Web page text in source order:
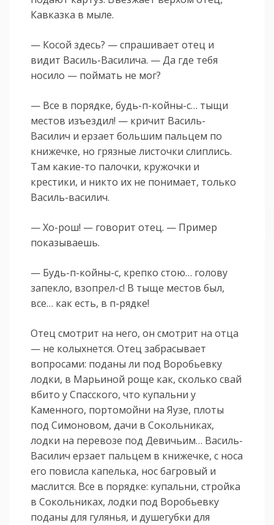
Кавказка в мыле.
— Косой здесь? — спрашивает отец и
видит Василь-Василича. — Да где тебя
носило — поймать не мог?
— Все в порядке, будь-п-койны-с… тыщи
местов изъездил! — кричит Василь-
Василич и ерзает большим пальцем по
книжечке, но грязные листочки слиплись.
Там какие-то палочки, кружочки и
крестики, и никто их не понимает, только
Василь-василич.
— Хо-рош! — говорит отец. — Пример
показываешь.
— Будь-п-койны-с, крепко стою… голову
запекло, взопрел-с! В тыще местов был,
все… как есть, в п-рядке!
Отец смотрит на него, он смотрит на отца
— не колыхнется. Отец забрасывает
вопросами: поданы ли под Воробьевку
лодки, в Марьиной роще как, сколько свай
вбито у Спасского, что купальни у
Каменного, портомойни на Яузе, плоты
под Симоновом, дачи в Сокольниках,
лодки на перевозе под Девичьим… Василь-
Василич ерзает пальцем в книжечке, с носа
его повисла капелька, нос багровый и
маслится. Все в порядке: купальни, стройка
в Сокольниках, лодки под Воробьевку
поданы для гулянья, и душегубки для